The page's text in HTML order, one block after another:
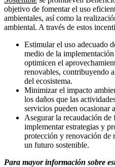
objetivo de fomentar el uso
ambientales, así como la
ambiental. A través de estos
Estimular el uso adecuado
medio de la
optimicen el
renovables, contribuyendo
del ecosistema.
Minimizar el impacto
los daños que las
servicios pueden ocasionar
Asegurar la recaudación de
implementar estrategias y
protección y renovación de
un futuro sostenible.
Para mayor información sobre